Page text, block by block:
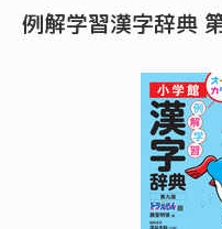
例解学習漢字辞典